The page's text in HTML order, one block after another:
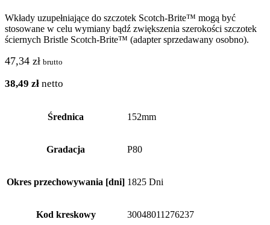
Wkłady uzupełniające do szczotek Scotch-Brite™ mogą być
stosowane w celu wymiany bądź zwiększenia szerokości szczotek
ściernych Bristle Scotch-Brite™ (adapter sprzedawany osobno).
47,34 zł brutto
38,49 zł netto
Średnica 152mm
Gradacja P80
Okres przechowywania [dni] 1825 Dni
Kod kreskowy 30048011276237